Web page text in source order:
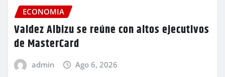
ECONOMIA
Valdez Albizu se reúne con altos ejecutivos
de MasterCard
admin Ago 6, 2026